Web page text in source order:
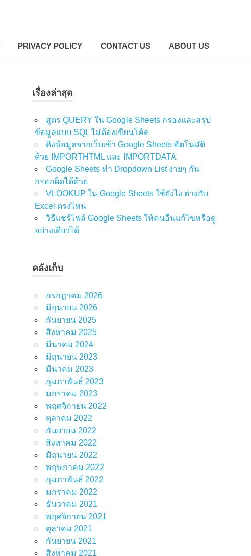
PRIVACY POLICY CONTACT US ABOUT US
เรื่องล่าสุด
สูตร QUERY ใน Google Sheets กรองและสรุป
ข้อมูลแบบ SQL ไม่ต้องเขียนโค้ด
ดึงข้อมูลจากเว็บเข้า Google Sheets อัตโนมัติ
ด้วย IMPORTHTML และ IMPORTDATA
Google Sheets ทำ Dropdown List ง่ายๆ กัน
กรอกผิดได้ด้วย
VLOOKUP ใน Google Sheets ใช้ยังไง ต่างกับ
Excel ตรงไหน
วิธีแชร์ไฟล์ Google Sheets ให้คนอื่นแก้ไขหรือดู
อย่างเดียวได้
คลังเก็บ
กรกฎาคม 2026
มิถุนายน 2026
กันยายน 2025
สิงหาคม 2025
มีนาคม 2024
มิถุนายน 2023
มีนาคม 2023
กุมภาพันธ์ 2023
มกราคม 2023
พฤศจิกายน 2022
ตุลาคม 2022
กันยายน 2022
สิงหาคม 2022
มิถุนายน 2022
พฤษภาคม 2022
กุมภาพันธ์ 2022
มกราคม 2022
ธันวาคม 2021
พฤศจิกายน 2021
ตุลาคม 2021
กันยายน 2021
สิงหาคม 2021